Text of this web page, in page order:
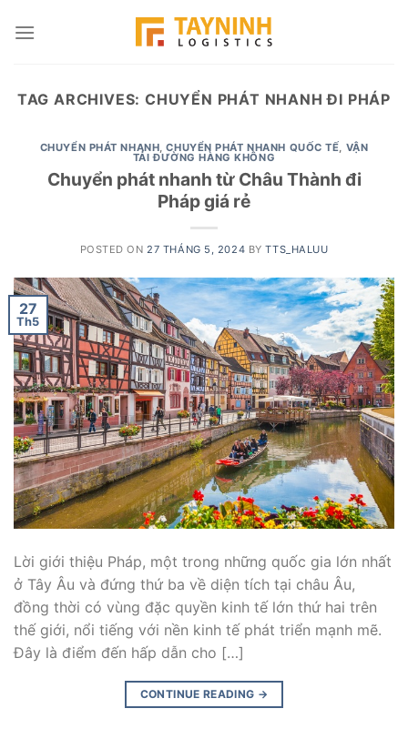
TAG ARCHIVES:CHUYỂN PHÁT NHANH ĐI PHÁP
CHUYỂN PHÁT NHANH,CHUYỂN PHÁT NHANH QUỐC TẾ, VẬN
TẢI ĐƯỜNG HÀNG KHÔNG
Chuyển phát nhanh từ Châu Thành đi
Pháp giá rẻ
POSTED ON 27 THÁNG 5, 2024 BYTTS_HALUU
27
Th5
Lời giới thiệu Pháp, một trong những quốc gia lớn nhất
ở Tây Âu và đứng thứ ba về diện tích tại châu Âu,
đồng thời có vùng đặc quyền kinh tế lớn thứ hai trên
thế giới, nổi tiếng với nền kinh tế phát triển mạnh mẽ.
Đây là điểm đến hấp dẫn cho […]
CONTINUE READING →